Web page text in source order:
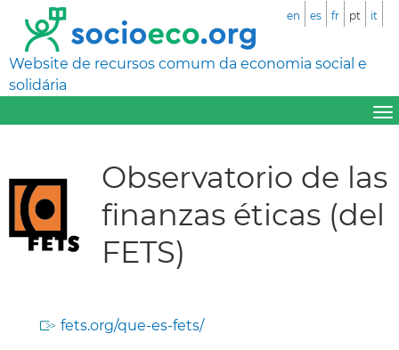
Website de recursos comum da economia social e
solidária
en es fr pt it
Observatorio de las
finanzas éticas (del
FETS)
fets.org/que-es-fets/